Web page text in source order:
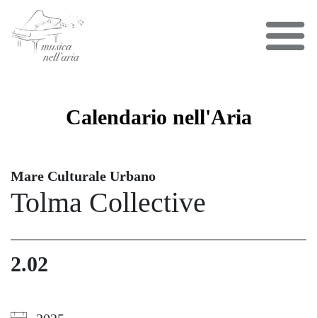
Calendario nell'Aria
Mare Culturale Urbano
Tolma Collective
2.02